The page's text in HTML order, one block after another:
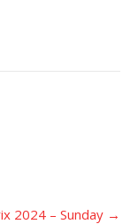
2024 – Sunday →